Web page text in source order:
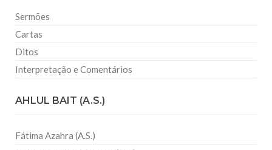
Sermões
Cartas
Ditos
Interpretação e Comentários
AHLUL BAIT (A.S.)
Fátima Azahra (A.S.)